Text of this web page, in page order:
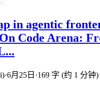
in agentic
Code Arena:
·6月25日 ·169 字 (约 1 分钟)